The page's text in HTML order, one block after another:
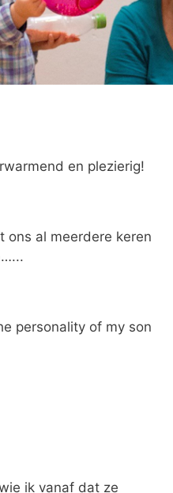
en plezierig!
ons al meerdere keren
personality of my son
ik vanaf dat ze